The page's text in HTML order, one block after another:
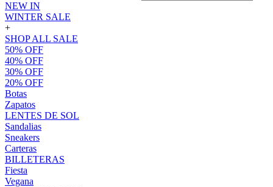
NEW IN
WINTER SALE
+
SHOP ALL SALE
50% OFF
40% OFF
30% OFF
20% OFF
Botas
Zapatos
LENTES DE SOL
Sandalias
Sneakers
Carteras
BILLETERAS
Fiesta
Vegana